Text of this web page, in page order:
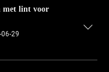
met lint voor
29